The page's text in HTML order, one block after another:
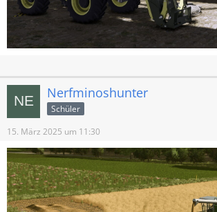
Nerfminoshunter
Schüler
15. März 2025 um 11:30